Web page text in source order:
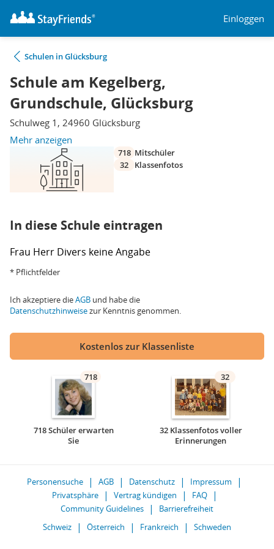
Einloggen
Schulen in Glücksburg
Schule am Kegelberg,
Grundschule, Glücksburg
Schulweg 1, 24960 Glücksburg
Mehr anzeigen
718 Mitschüler
32
Klassenfotos
In diese Schule eintragen
Frau Herr Divers keine Angabe
* Pflichtfelder
Ich akzeptiere dieAGB und habe die
Datenschutzhinweisezur Kenntnis genommen.
Kostenlos zur Klassenliste
718
718 Schüler erwarten
Sie
32
32 Klassenfotos voller
Erinnerungen
Personensuche AGB Datenschutz
Impressum
Privatsphäre
Vertrag kündigen
FAQ
Community Guidelines
Barrierefreiheit
Schweiz
Österreich Frankreich Schweden